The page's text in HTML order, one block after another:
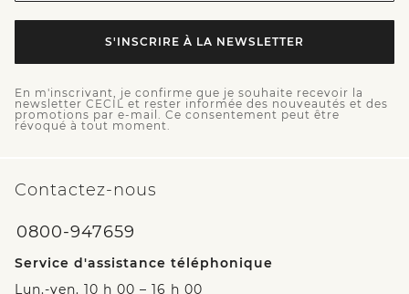
S'INSCRIRE À LA NEWSLETTER
En m'inscrivant, je confirme que je souhaite recevoir la
newsletter CECIL et rester informée des nouveautés et des
promotions par e-mail. Ce consentement peut être
révoqué à tout moment.
Contactez-nous
0800-947659
Service d'assistance téléphonique
Lun.-ven. 10 h 00 – 16 h 00